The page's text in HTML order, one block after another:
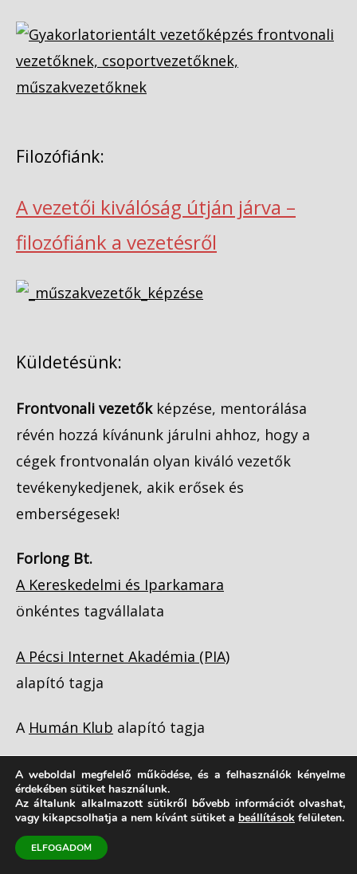
Filozófiánk:
A vezetői kiválóság útján járva –
filozófiánk a vezetésről
Küldetésünk:
Frontvonali vezetőkképzése, mentorálása
révén hozzá kívánunk járulni ahhoz, hogy a
cégek frontvonalán olyan kiváló vezetők
tevékenykedjenek, akik erősek és
emberségesek!
Forlong Bt.
A Kereskedelmi és Iparkamara
önkéntes tagvállalata
A Pécsi Internet Akadémia (PIA)
alapító tagja
A Humán Klub alapító tagja
Copyright © 1998 - 2026
A weboldal megfelelő működése, és a felhasználók kényelme
érdekében sütiket használunk.
Az általunk alkalmazott sütikről bővebb információt olvashat,
vagy kikapcsolhatja a nem kívánt sütiket a beállítások felületen.
ELFOGADOM